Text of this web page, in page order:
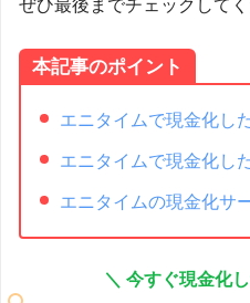
ぜひ最後までチェックしてく
本記事のポイント
エニタイムで現金化し
エニタイムで現金化し
エニタイムの現金化サ
＼ 今すぐ現金化